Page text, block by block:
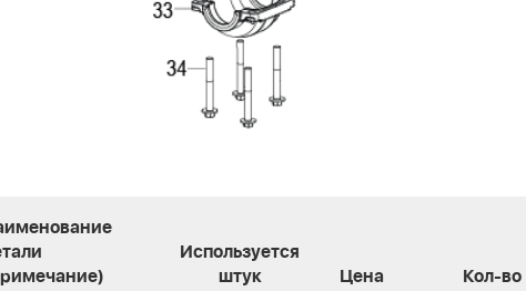
Используется
штук
Цена Кол-во